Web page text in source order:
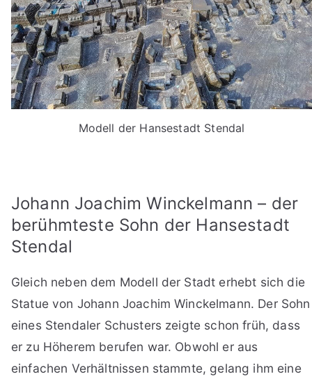
Modell der Hansestadt Stendal
Johann Joachim Winckelmann – der
berühmteste Sohn der Hansestadt
Stendal
Gleich neben dem Modell der Stadt erhebt sich die
Statue von Johann Joachim Winckelmann. Der Sohn
eines Stendaler Schusters zeigte schon früh, dass
er zu Höherem berufen war. Obwohl er aus
einfachen Verhältnissen stammte, gelang ihm eine